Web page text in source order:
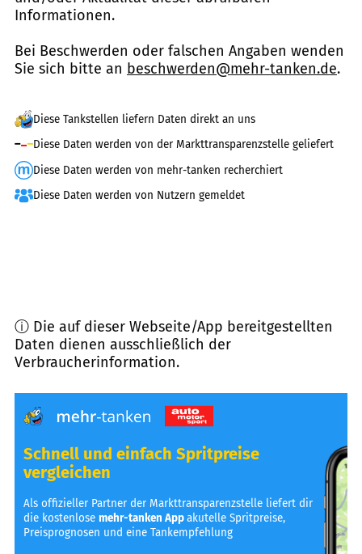
Informationen.
Bei Beschwerden oder falschen Angaben wenden
Sie sich bitte an beschwerden@mehr-tanken.de.
Diese Tankstellen liefern Daten direkt an uns
Diese Daten werden von der Markttransparenzstelle geliefert
Diese Daten werden von mehr-tanken recherchiert
Diese Daten werden von Nutzern gemeldet
ⓘ Die auf dieser Webseite/App bereitgestellten
Daten dienen ausschließlich der
Verbraucherinformation.
Schnell und einfach Spritpreise
vergleichen
Als offizieller Partner der Markttransparenzstelle liefert dir
die kostenlosemehr-tanken Appakutelle Spritpreise,
Preisprognosen und eine Tankempfehlung